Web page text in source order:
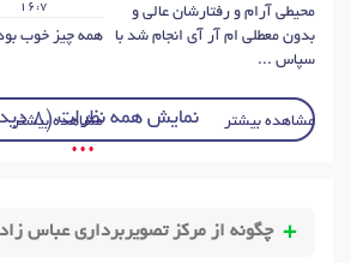
محیطی آرام و رفتارشان عالی و
بدون معطلی ام آر آی انجام شد با
سپاس ...
مشاهده بیشتر
16:7
همه چیز خوب
مشاهده بیشتر
نمایش همه نظرات (8 دیدگاه)
• • •
چگونه از مرکز تصویربرداری عباس